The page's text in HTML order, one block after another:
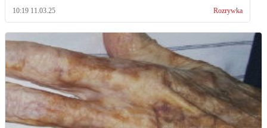
10:19 11.03.25 Rozrywka